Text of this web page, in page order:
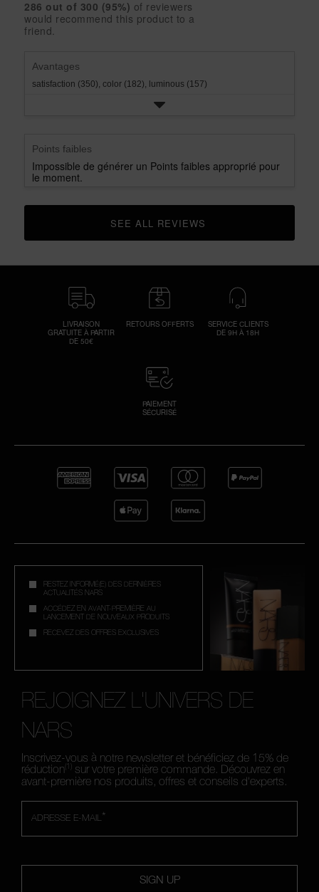
rating.
star
rating.
2
star
rating.
with
1
286 out of 300 (95%) of reviewers
would recommend this product to a
friend.
Avantages
satisfaction (350), color (182), luminous (157)
Points faibles
Impossible de générer un Points faibles approprié pour
le moment.
CLICK TO GO TO ALL REVIEWS
LIVRAISON
GRATUITE À PARTIR
DE 50€
RETOURS OFFERTS
SERVICE CLIENTS
DE 9H À 18H
PAIEMENT
SÉCURISÉ
RESTEZ INFORMÉ(E) DES DERNIÈRES
ACTUALITÉS NARS
ACCÉDEZ EN AVANT-PREMIÈRE AU
LANCEMENT DE NOUVEAUX PRODUITS
RECEVEZ DES OFFRES EXCLUSIVES
REJOIGNEZ L'UNIVERS DE
NARS
Inscrivez-vous à notre newsletter et bénéficiez de 15% de
réduction (1) sur votre première commande. Découvrez en
avant-première nos produits, offres et conseils d'experts.
*
ADRESSE E-MAIL
SIGN UP